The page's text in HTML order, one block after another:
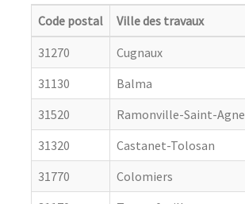
Code postal Ville des travaux
31270
Cugnaux
31130
Balma
31520
Ramonville-Saint-Agne
31320
Castanet-Tolosan
31770
Colomiers